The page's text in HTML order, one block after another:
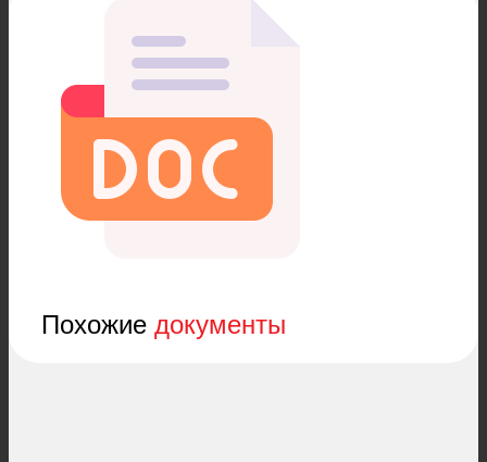
Похожие документы